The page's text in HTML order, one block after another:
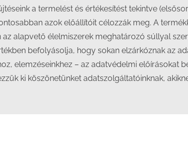
a termelést és értékesítést tekintve
azok előállítóit célozzák meg. A
alapvető élelmiszerek meghatározó súllyal
befolyásolja, hogy sokan elzárkóznak az
elemzéseinkhez – az adatvédelmi előírásokat
ki köszönetünket adatszolgáltatóinknak,